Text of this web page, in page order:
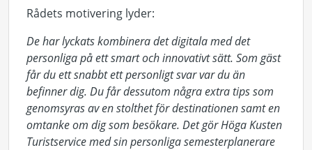
Rådets motivering lyder:
De har lyckats kombinera det digitala med det
personliga på ett smart och innovativt sätt. Som gäst
får du ett snabbt ett personligt svar var du än
befinner dig. Du får dessutom några extra tips som
genomsyras av en stolthet för destinationen samt en
omtanke om dig som besökare. Det gör Höga Kusten
Turistservice med sin personliga semesterplanerare